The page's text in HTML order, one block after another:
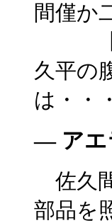
間僅か
【追
久平の
は・・
― アエ
佐久
部品を